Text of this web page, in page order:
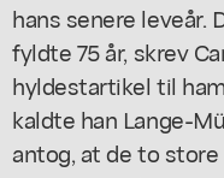
hans senere leveår.
fyldte 75 år, skrev
hyldestartikel til
kaldte han Lange-
antog, at de to